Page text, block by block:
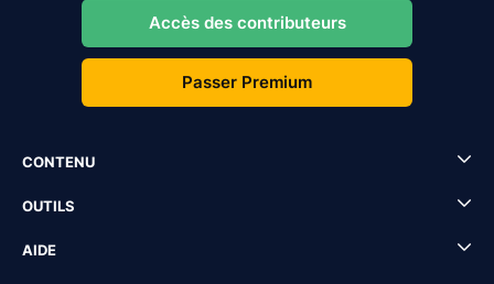
Accès des contributeurs
Passer Premium
CONTENU
OUTILS
AIDE